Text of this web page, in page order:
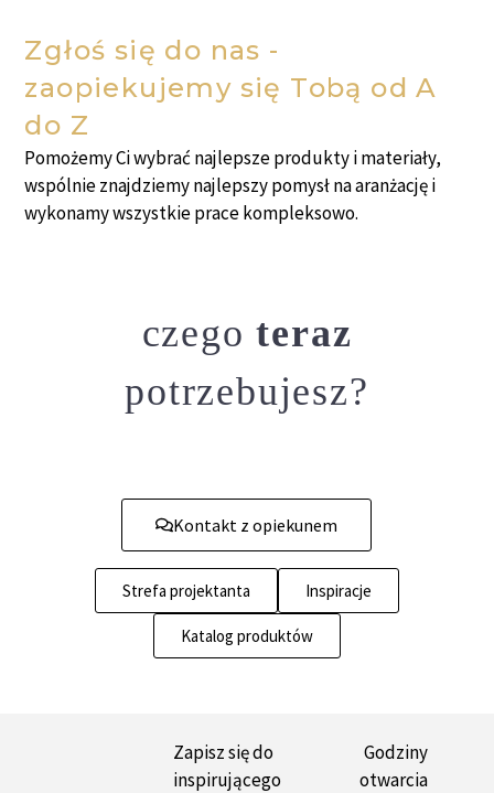
Zgłoś się do nas -
zaopiekujemy się Tobą od A
do Z
Pomożemy Ci wybrać najlepsze produkty i materiały,
wspólnie znajdziemy najlepszy pomysł na aranżację i
wykonamy wszystkie prace kompleksowo.
czegoteraz
potrzebujesz?
Kontakt z opiekunem
Strefa projektanta Inspiracje
Katalog produktów
Zapisz się do
inspirującego
Godziny
otwarcia